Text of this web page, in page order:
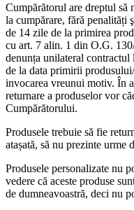
Cumpărătorul are dreptul să
la cumpărare, fără penalități
de 14 zile de la primirea
cu art. 7 alin. 1 din O.G.
denunța unilateral
de la data primirii
invocarea vreunui motiv. În
returnare a produselor vor
Cumpărătorului.
Produsele trebuie să fie
atașată, să nu prezinte urme
Produsele personalizate nu
vedere că aceste produse
de dumneavoastră, deci nu